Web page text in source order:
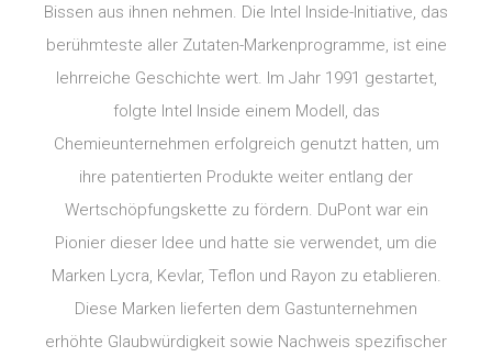
Bissen aus ihnen nehmen. Die Intel Inside-Initiative, das
berühmteste aller Zutaten-Markenprogramme, ist eine
lehrreiche Geschichte wert. Im Jahr 1991 gestartet,
folgte Intel Inside einem Modell, das
Chemieunternehmen erfolgreich genutzt hatten, um
ihre patentierten Produkte weiter entlang der
Wertschöpfungskette zu fördern. DuPont war ein
Pionier dieser Idee und hatte sie verwendet, um die
Marken Lycra, Kevlar, Teflon und Rayon zu etablieren.
Diese Marken lieferten dem Gastunternehmen
erhöhte Glaubwürdigkeit sowie Nachweis spezifischer